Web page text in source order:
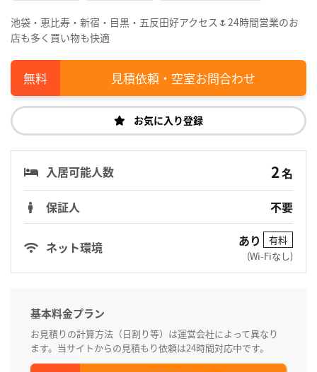
池袋・恵比寿・新宿・目黒・五反田好アクセス🌷24時間営業のお
店も多く買い物も快適
見積依頼・空室お問合わせ
お気に入り登録
入居可能人数 2名
保証人
不要
ネット環境 あり
有料
(Wi-Fiなし)
基本料金プラン
お見積りの計算方法（日割り等）は運営会社によって異なり
ます。当サイトからの見積もり依頼は24時間対応中です。